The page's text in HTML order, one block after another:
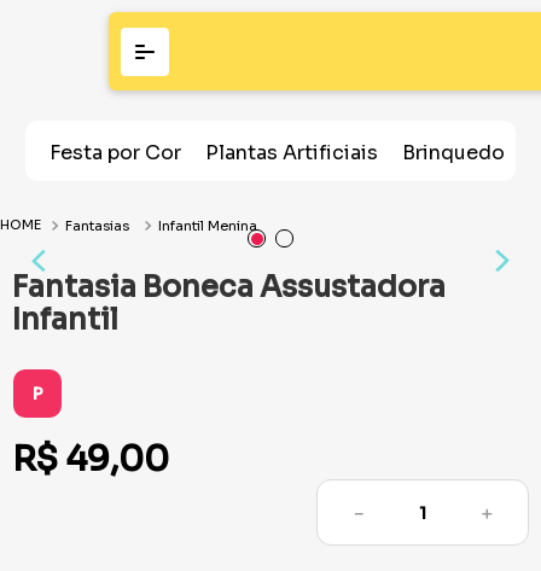
Festa por Cor Plantas Artificiais Brinquedos
Fantasias Infantil Menina
Fantasia Boneca Assustadora
Infantil
P
R$ 49,00
＋
－